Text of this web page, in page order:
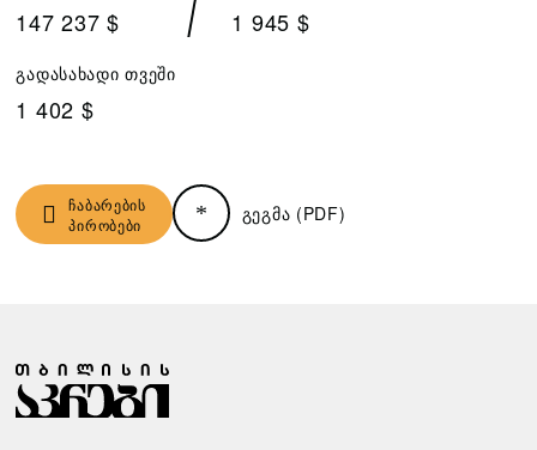
147 237 $ 1 945 $
გადასახადი თვეში
1 402 $
ჩაბარების
პირობები
გეგმა (PDF)
Ჩ
Ა
Ზ
Ა